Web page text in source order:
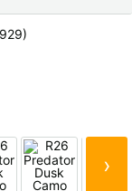
›
|€
|€
|kr